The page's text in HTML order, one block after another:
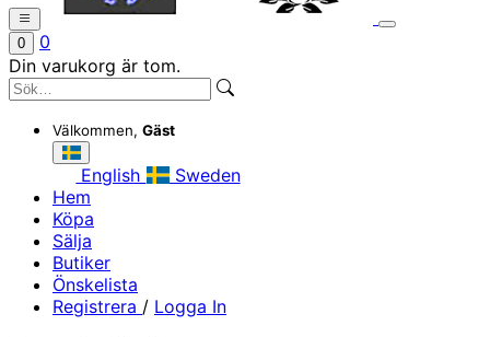
0
0
Din varukorg är tom.
Välkommen, Gäst
English
Sweden
Hem
Köpa
Sälja
Butiker
Önskelista
Registrera / Logga In